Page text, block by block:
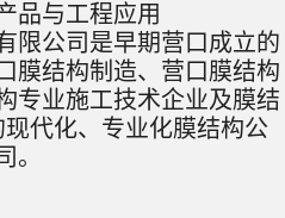
品与工程应用
限公司是早期营口成立的
膜结构制造、营口膜结构
专业施工技术企业及膜结
代化、专业化膜结构公
。